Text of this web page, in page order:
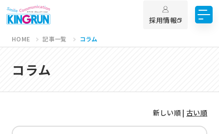
採用情報
HOME 記事一覧 コラム
コラム
新しい順 | 古い順